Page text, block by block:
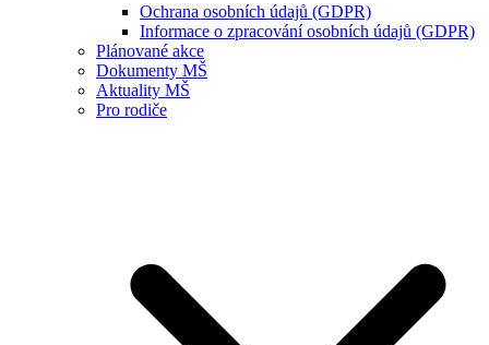
Ochrana osobních údajů (GDPR)
Informace o zpracování osobních údajů (GDPR)
Plánované akce
Dokumenty MŠ
Aktuality MŠ
Pro rodiče